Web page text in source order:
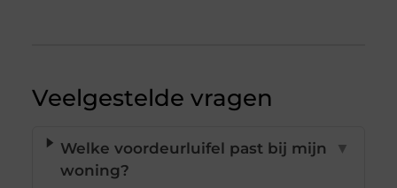
Veelgestelde vragen
Welke voordeurluifel past bij mijn
woning?
▼